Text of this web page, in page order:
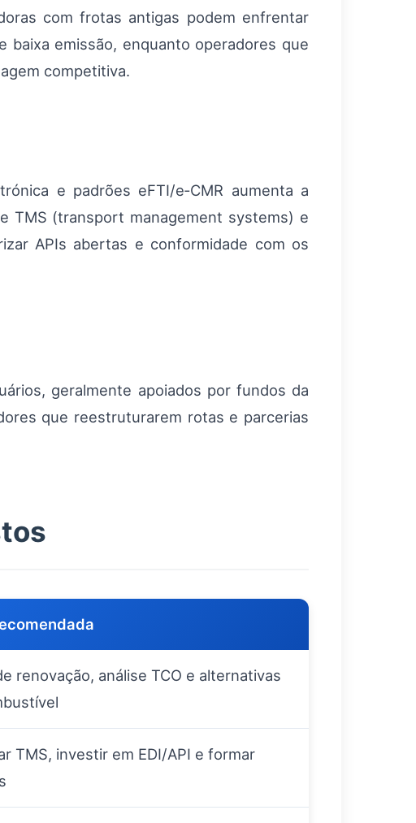
com frotas antigas podem enfrentar
emissão, enquanto operadores que
competitiva.
e padrões eFTI/e‑CMR aumenta a
TMS (transport management systems) e
APIs abertas e conformidade com os
geralmente apoiados por fundos da
que reestruturarem rotas e parcerias
renovação, análise TCO e alternativas
TMS, investir em EDI/API e formar